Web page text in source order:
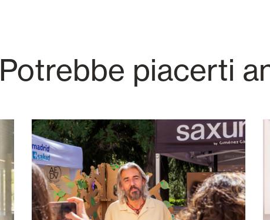
Potrebbe piacerti